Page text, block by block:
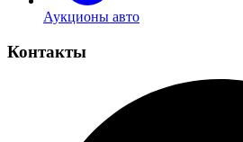
Аукционы авто
Контакты